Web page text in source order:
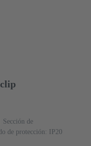
Sección de
de protección: IP20